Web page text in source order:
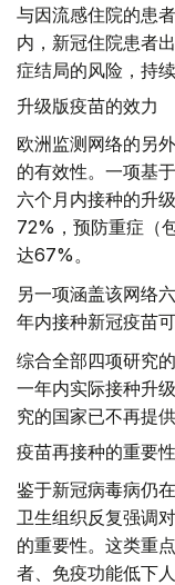
与因流感住院的患
内，新冠住院患者
症结局的风险，持
升级版疫苗的效力
欧洲监测网络的另
的有效性。一项基
六个月内接种的升
72%，预防重症（
达67%。
另一项涵盖该网络
年内接种新冠疫苗
综合全部四项研究
一年内实际接种升
究的国家已不再提
疫苗再接种的重要性
鉴于新冠病毒病仍
卫生组织反复强调
的重要性。这类重
者、免疫功能低下